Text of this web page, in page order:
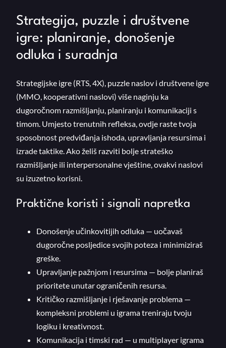
Strategija, puzzle i društvene
igre: planiranje, donošenje
odluka i suradnja
Strategijske igre (RTS, 4X), puzzle naslov i društvene igre
(MMO, kooperativni naslovi) više naginju ka
dugoročnom razmišljanju, planiranju i komunikaciji s
timom. Umjesto trenutnih refleksa, ovdje raste tvoja
sposobnost predviđanja ishoda, upravljanja resursima i
izrade taktike. Ako želiš razviti bolje strateško
razmišljanje ili interpersonalne vještine, ovakvi naslovi
su izuzetno korisni.
Praktične koristi i signali napretka
Donošenje učinkovitijih odluka — uočavaš
dugoročne posljedice svojih poteza i minimiziraš
greške.
Upravljanje pažnjom i resursima — bolje planiraš
prioritete unutar ograničenih resursa.
Kritičko razmišljanje i rješavanje problema —
kompleksni problemi u igrama treniraju tvoju
logiku i kreativnost.
Komunikacija i timski rad — u multiplayer igrama